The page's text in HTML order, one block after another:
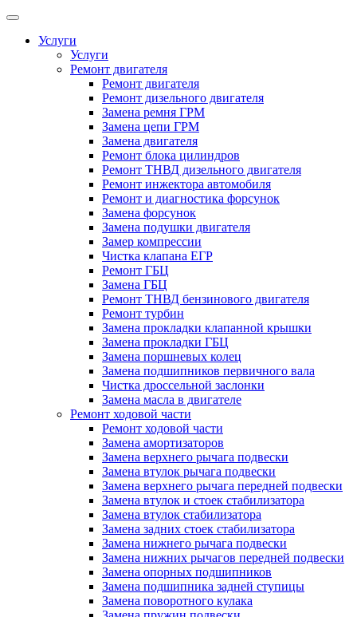
Услуги
Услуги
Ремонт двигателя
Ремонт двигателя
Ремонт дизельного двигателя
Замена ремня ГРМ
Замена цепи ГРМ
Замена двигателя
Ремонт блока цилиндров
Ремонт ТНВД дизельного двигателя
Ремонт инжектора автомобиля
Ремонт и диагностика форсунок
Замена форсунок
Замена подушки двигателя
Замер компрессии
Чистка клапана ЕГР
Ремонт ГБЦ
Замена ГБЦ
Ремонт ТНВД бензинового двигателя
Ремонт турбин
Замена прокладки клапанной крышки
Замена прокладки ГБЦ
Замена поршневых колец
Замена подшипников первичного вала
Чистка дроссельной заслонки
Замена масла в двигателе
Ремонт ходовой части
Ремонт ходовой части
Замена амортизаторов
Замена верхнего рычага подвески
Замена втулок рычага подвески
Замена верхнего рычага передней подвески
Замена втулок и стоек стабилизатора
Замена втулок стабилизатора
Замена задних стоек стабилизатора
Замена нижнего рычага подвески
Замена нижних рычагов передней подвески
Замена опорных подшипников
Замена подшипника задней ступицы
Замена поворотного кулака